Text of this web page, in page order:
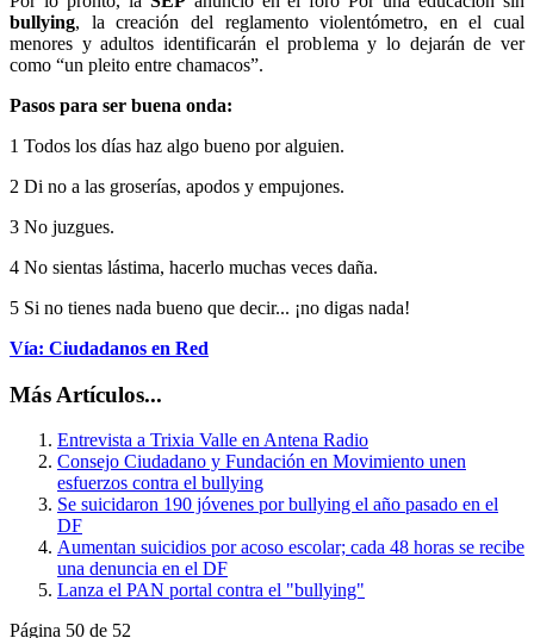
bullying, la creación del reglamento violentómetro, en el cual
menores y adultos identificarán el problema y lo dejarán de ver
como “un pleito entre chamacos”.
Pasos para ser buena onda:
1 Todos los días haz algo bueno por alguien.
2 Di no a las groserías, apodos y empujones.
3 No juzgues.
4 No sientas lástima, hacerlo muchas veces daña.
5 Si no tienes nada bueno que decir... ¡no digas nada!
Vía: Ciudadanos en Red
Más Artículos...
Entrevista a Trixia Valle en Antena Radio
Consejo Ciudadano y Fundación en Movimiento unen
esfuerzos contra el bullying
Se suicidaron 190 jóvenes por bullying el año pasado en el
DF
Aumentan suicidios por acoso escolar; cada 48 horas se recibe
una denuncia en el DF
Lanza el PAN portal contra el "bullying"
Página 50 de 52